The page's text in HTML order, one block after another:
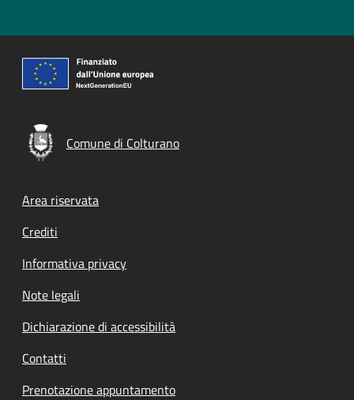
Comune di Colturano
Footer menu
Area riservata
Crediti
Informativa privacy
Note legali
Dichiarazione di accessibilità
Contatti
Prenotazione appuntamento